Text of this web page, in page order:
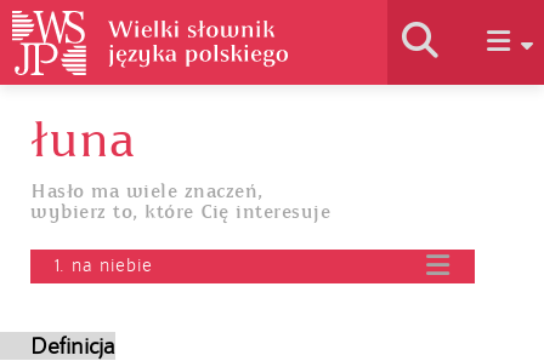
Jak korzystać
łuna
Hasło ma wiele znaczeń,
wybierz to, które Cię interesuje
1. na niebie
Definicja